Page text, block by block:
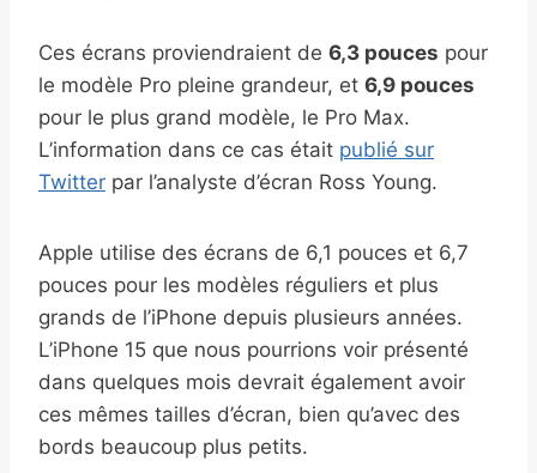
Ces écrans proviendraient de 6,3 pouces pour
le modèle Pro pleine grandeur, et 6,9 pouces
pour le plus grand modèle, le Pro Max.
L’information dans ce cas était publié sur
Twitter par l’analyste d’écran Ross Young.
Apple utilise des écrans de 6,1 pouces et 6,7
pouces pour les modèles réguliers et plus
grands de l’iPhone depuis plusieurs années.
L’iPhone 15 que nous pourrions voir présenté
dans quelques mois devrait également avoir
ces mêmes tailles d’écran, bien qu’avec des
bords beaucoup plus petits.